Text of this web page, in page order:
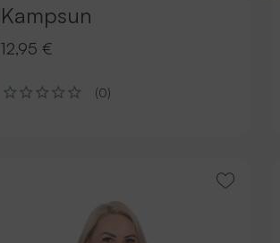
Kampsun
12,95 €
(0)